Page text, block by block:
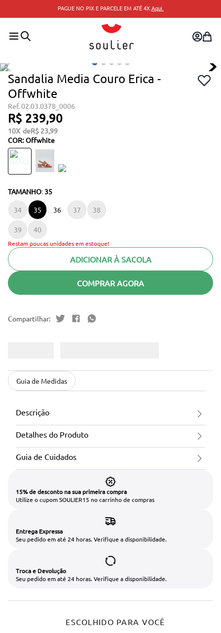
PAGUE NO PIX E PARCELE EM ATÉ 4X.Aqui.
Sandalia Media Couro Erica -
Offwhite
02.03.0378_0006
R$ 239,90
10 R$ 23,99
COR: Offwhite
TAMANHO: 35
34 35 36 37 38
39 40
Restam poucas unidades em estoque!
ADICIONAR À SACOLA
COMPRAR AGORA
Guia de Medidas
Descrição
Detalhes do Produto
Guia de Cuidados
15% de desconto na sua primeira compra
Utilize o cupom SOULIER15 no carrinho de compras
Entrega Expressa
Seu pedido em até 24 horas. Verifique a disponibilidade.
Troca e Devolução
Seu pedido em até 24 horas. Verifique a disponibilidade.
ESCOLHIDO PARA VOCÊ